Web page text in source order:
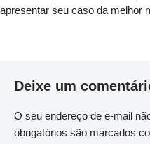
apresentar seu caso da melhor
Deixe um
O seu endereço de e-mail
obrigatórios são marcados